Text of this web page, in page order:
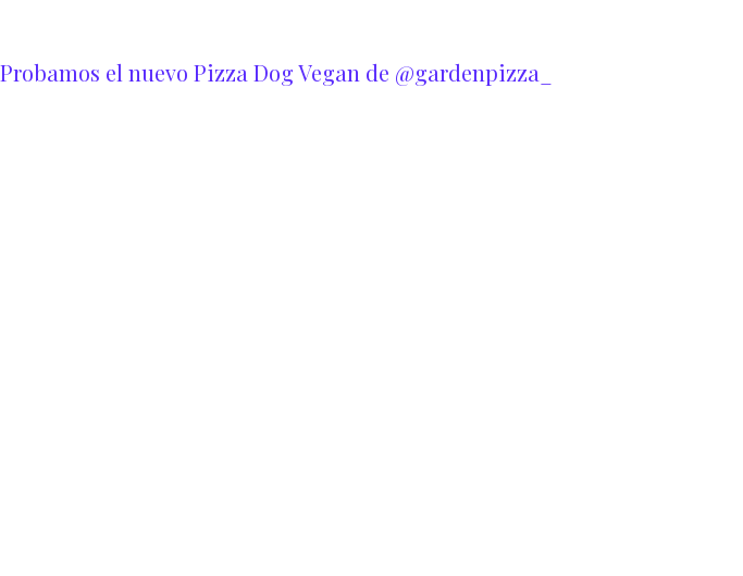
Probamos el nuevo Pizza Dog Vegan de @gardenpizza_